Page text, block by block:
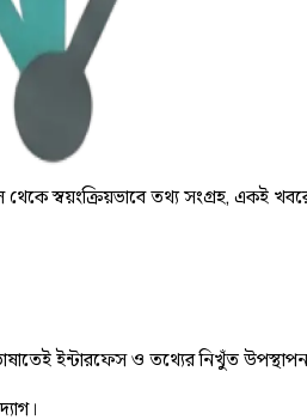
থেকে স্বয়ংক্রিয়ভাবে তথ্য সংগ্রহ, একই
ইন্টারফেস ও তথ্যের নিখুঁত